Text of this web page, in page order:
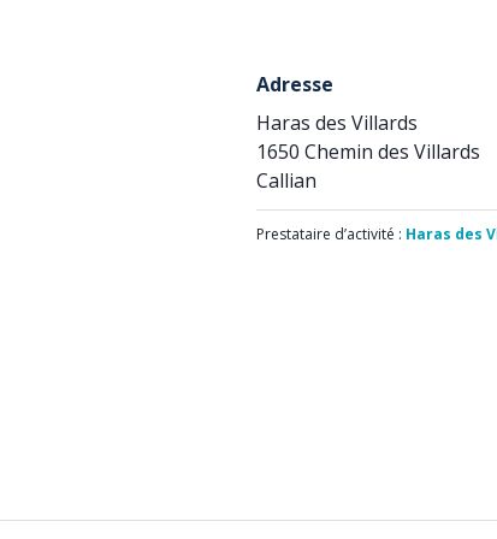
Adresse
Haras des Villards
1650 Chemin des Villards
Callian
Prestataire d’activité : Haras des